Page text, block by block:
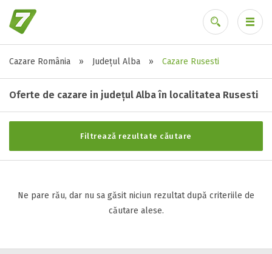
Cazare România » Județul Alba » Cazare Rusesti
Oferte de cazare in județul Alba în localitatea Rusesti
Filtrează rezultate căutare
Stele / margarete
Neclasificat
2 stele / margarete
3 stele / margarete
Ne pare rău, dar nu sa găsit niciun rezultat după criteriile de
căutare alese.